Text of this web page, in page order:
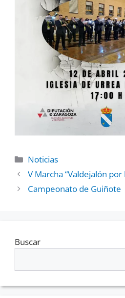
Noticias
V Marcha “Valdejalón por
Campeonato de Guiñote
Buscar